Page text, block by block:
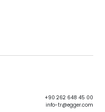
+90 262 648 45 00
info-tr@egger.com